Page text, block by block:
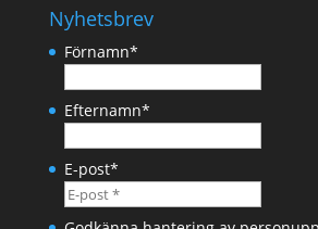
Nyhetsbrev
Förnamn*
Efternamn*
E-post*